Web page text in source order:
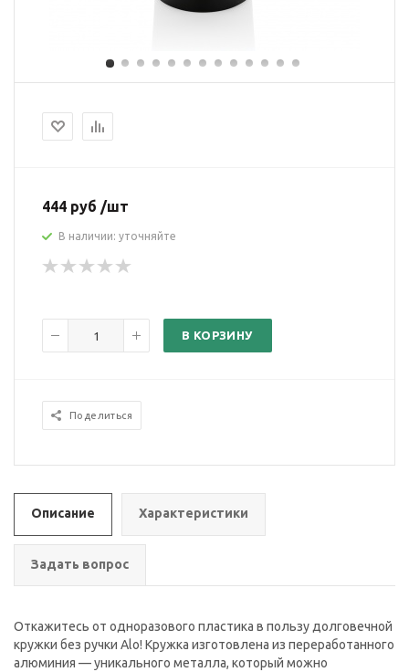
444 руб /шт
В наличии: уточняйте
В КОРЗИНУ
Поделиться
Описание Характеристики
Задать вопрос
Откажитесь от одноразового пластика в пользу долговечной
кружки без ручки Alo! Кружка изготовлена из переработанного
алюминия — уникального металла, который можно